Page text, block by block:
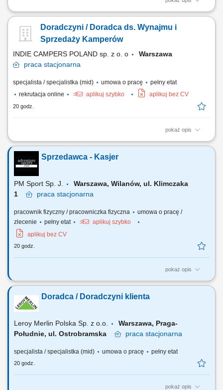
Opis stanowiska: Budowanie i rozwijanie współpracy z klientami oraz
samochodowe. Doradztwo w zakresie doboru części zamiennych i
wyposażenia warsztatowego. Realizacja celów sprzedażowych oraz
Doradczyni / Doradca ds. Wynajmu i
Sprzedaży Kamperów
INDIE CAMPERS POLAND sp. z o. o
Warszawa
praca stacjonarna
specjalista / specjalistka (mid) umowa o pracę
pełny etat
rekrutacja online
aplikuj szybko aplikuj bez CV
20 godz.
pokaż opis
Zakres obowiązków: obsługa klientów zainteresowanych wynajmem i
zakupem kamperów, wydawanie oraz przyjmowanie pojazdów zgodnie
z obowiązującymi procedurami, prowadzenie prezentacji pojazdów i
omawianie ich funkcjonalności, identyfikowanie potrzeb klientów i
proponowanie odpowiednich...
Sprzedawca - Kasjer
PM Sport Sp. J.
Warszawa, Wilanów, ul. Klimczaka
1
praca stacjonarna
pracownik fizyczny / pracowniczka fizyczna
umowa o pracę /
zlecenie
pełny etat
aplikuj szybko
aplikuj bez CV
20 godz.
pokaż opis
Twój zakres obowiązków profesjonalna obsługa klienta; obsługa kasy
bieżące uzupełnianie asortymentu sprzedawanego towaru;
Doradca / Doradczyni klienta
Leroy Merlin Polska Sp. z o.o.
Warszawa, Praga-
Południe, ul. Ostrobramska
praca stacjonarna
specjalista / specjalistka (mid) umowa o pracę pełny etat
20 godz.
pokaż opis